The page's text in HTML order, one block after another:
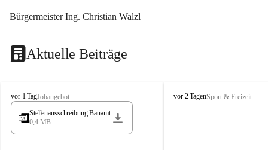
Bürgermeister Ing. Christian Walzl
Aktuelle Beiträge
S
t
s
vor 1 TagJobangebot
Stellenausschreibung Bauamt
0,4 MB
S
vor 2 TagenSport & Freizeit